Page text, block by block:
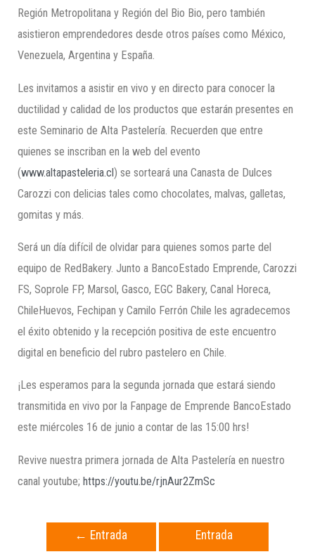
Región Metropolitana y Región del Bio Bio, pero también
asistieron emprendedores desde otros países como México,
Venezuela, Argentina y España.
Les invitamos a asistir en vivo y en directo para conocer la
ductilidad y calidad de los productos que estarán presentes en
este Seminario de Alta Pastelería. Recuerden que entre
quienes se inscriban en la web del evento
(www.altapasteleria.cl) se sorteará una Canasta de Dulces
Carozzi con delicias tales como chocolates, malvas, galletas,
gomitas y más.
Será un día difícil de olvidar para quienes somos parte del
equipo de RedBakery. Junto a BancoEstado Emprende, Carozzi
FS, Soprole FP, Marsol, Gasco, EGC Bakery, Canal Horeca,
ChileHuevos, Fechipan y Camilo Ferrón Chile les agradecemos
el éxito obtenido y la recepción positiva de este encuentro
digital en beneficio del rubro pastelero en Chile.
¡Les esperamos para la segunda jornada que estará siendo
transmitida en vivo por la Fanpage de Emprende BancoEstado
este miércoles 16 de junio a contar de las 15:00 hrs!
Revive nuestra primera jornada de Alta Pastelería en nuestro
canal youtube;https://youtu.be/rjnAur2ZmSc
← Entrada
Entrada